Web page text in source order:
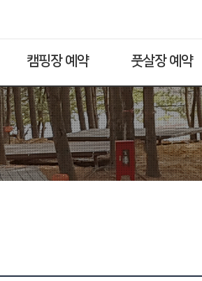
캠핑장 예약 풋살장 예약